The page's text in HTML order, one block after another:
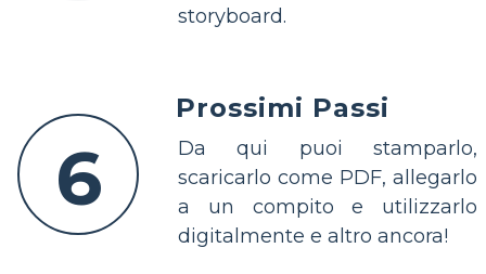
storyboard.
6
Prossimi Passi
Da qui puoi stamparlo,
scaricarlo come PDF, allegarlo
a un compito e utilizzarlo
digitalmente e altro ancora!